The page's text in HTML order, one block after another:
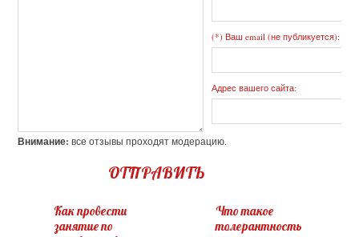
(*) Ваш email (не публикуется):
Адрес вашего сайта:
Внимание: все отзывы проходят модерацию.
ОТПРАВИТЬ
Как провести
занятие по
Что такое
толерантность